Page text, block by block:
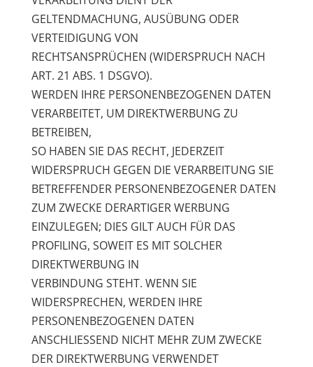
GELTENDMACHUNG, AUSÜBUNG ODER
VERTEIDIGUNG VON
RECHTSANSPRÜCHEN (WIDERSPRUCH NACH
ART. 21 ABS. 1 DSGVO).
WERDEN IHRE PERSONENBEZOGENEN DATEN
VERARBEITET, UM DIREKTWERBUNG ZU
BETREIBEN,
SO HABEN SIE DAS RECHT, JEDERZEIT
WIDERSPRUCH GEGEN DIE VERARBEITUNG SIE
BETREFFENDER PERSONENBEZOGENER DATEN
ZUM ZWECKE DERARTIGER WERBUNG
EINZULEGEN; DIES GILT AUCH FÜR DAS
PROFILING, SOWEIT ES MIT SOLCHER
DIREKTWERBUNG IN
VERBINDUNG STEHT. WENN SIE
WIDERSPRECHEN, WERDEN IHRE
PERSONENBEZOGENEN DATEN
ANSCHLIESSEND NICHT MEHR ZUM ZWECKE
DER DIREKTWERBUNG VERWENDET